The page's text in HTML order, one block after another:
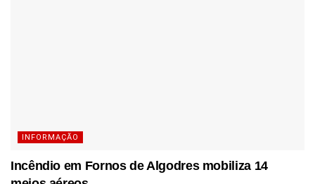
INFORMAÇÃO
Incêndio em Fornos de Algodres mobiliza 14